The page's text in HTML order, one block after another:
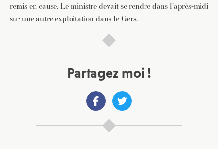
remis en cause. Le ministre devait se rendre dans l’après-midi
sur une autre exploitation dans le Gers.
Partagez moi !
JE M'INSCRIS À LA NEWSLETTER
d’info avec une sélection d’articles …